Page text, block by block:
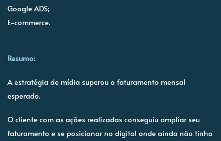
Google ADS;
E-commerce.
Resumo:
A estratégia de mídia superou o faturamento mensal
esperado.
O cliente com as ações realizadas conseguiu ampliar seu
faturamento e se posicionar no digital onde ainda não tinha